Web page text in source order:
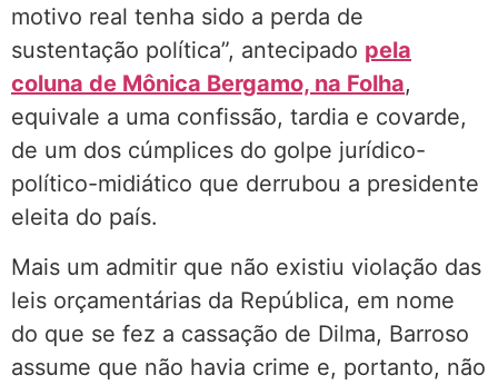
motivo real tenha sido a perda de
sustentação política”, antecipado pela
coluna de Mônica Bergamo, na Folha,
equivale a uma confissão, tardia e covarde,
de um dos cúmplices do golpe jurídico-
político-midiático que derrubou a presidente
eleita do país.
Mais um admitir que não existiu violação das
leis orçamentárias da República, em nome
do que se fez a cassação de Dilma, Barroso
assume que não havia crime e, portanto, não